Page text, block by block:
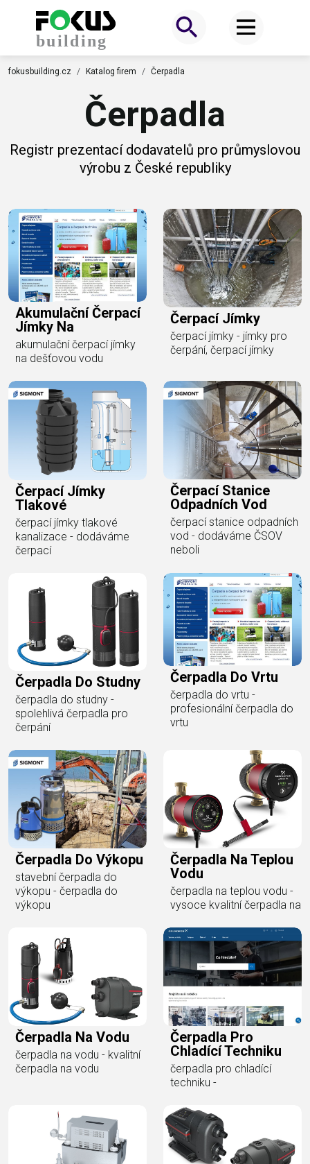
fokusbuilding.cz Katalog firem Čerpadla
Čerpadla
Registr prezentací dodavatelů pro průmyslovou
výrobu z České republiky
Akumulační Čerpací
Jímky Na
akumulační čerpací jímky
na dešťovou vodu
Čerpací Jímky
čerpací jímky - jímky pro
čerpání, čerpací jímky
Čerpací Jímky
Tlakové
čerpací jímky tlakové
kanalizace - dodáváme
čerpací
Čerpací Stanice
Odpadních Vod
čerpací stanice odpadních
vod - dodáváme ČSOV
neboli
Čerpadla Do Studny
čerpadla do studny -
spolehlivá čerpadla pro
čerpání
Čerpadla Do Vrtu
čerpadla do vrtu -
profesionální čerpadla do
vrtu
Čerpadla Do Výkopu
stavební čerpadla do
výkopu - čerpadla do
výkopu
Čerpadla Na Teplou
Vodu
čerpadla na teplou vodu -
vysoce kvalitní čerpadla na
Čerpadla Na Vodu
čerpadla na vodu - kvalitní
čerpadla na vodu
Čerpadla Pro
Chladící Techniku
čerpadla pro chladící
techniku -